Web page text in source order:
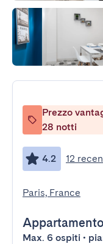
Prezzo
28 notti
4.2 12
Paris, France
Appartamento
Max. 6 ospiti •